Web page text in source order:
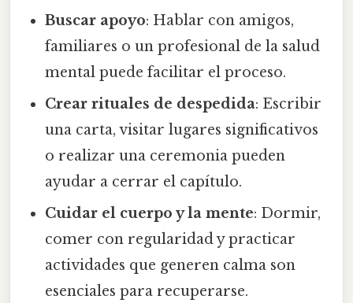
Buscar apoyo: Hablar con amigos,
familiares o un profesional de la salud
mental puede facilitar el proceso.
Crear rituales de despedida: Escribir
una carta, visitar lugares significativos
o realizar una ceremonia pueden
ayudar a cerrar el capítulo.
Cuidar el cuerpo y la mente: Dormir,
comer con regularidad y practicar
actividades que generen calma son
esenciales para recuperarse.